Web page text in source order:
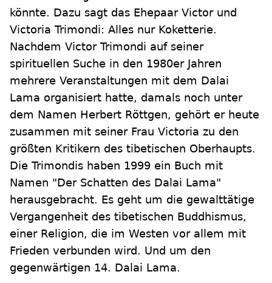
könnte. Dazu sagt das Ehepaar Victor und
Victoria Trimondi: Alles nur Koketterie.
Nachdem Victor Trimondi auf seiner
spirituellen Suche in den 1980er Jahren
mehrere Veranstaltungen mit dem Dalai
Lama organisiert hatte, damals noch unter
dem Namen Herbert Röttgen, gehört er heute
zusammen mit seiner Frau Victoria zu den
größten Kritikern des tibetischen Oberhaupts.
Die Trimondis haben 1999 ein Buch mit
Namen "Der Schatten des Dalai Lama"
herausgebracht. Es geht um die gewalttätige
Vergangenheit des tibetischen Buddhismus,
einer Religion, die im Westen vor allem mit
Frieden verbunden wird. Und um den
gegenwärtigen 14. Dalai Lama.